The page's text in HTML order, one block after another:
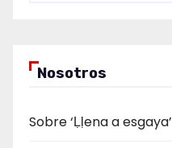
Nosotros
Sobre ‘Ḷḷena a esgaya’